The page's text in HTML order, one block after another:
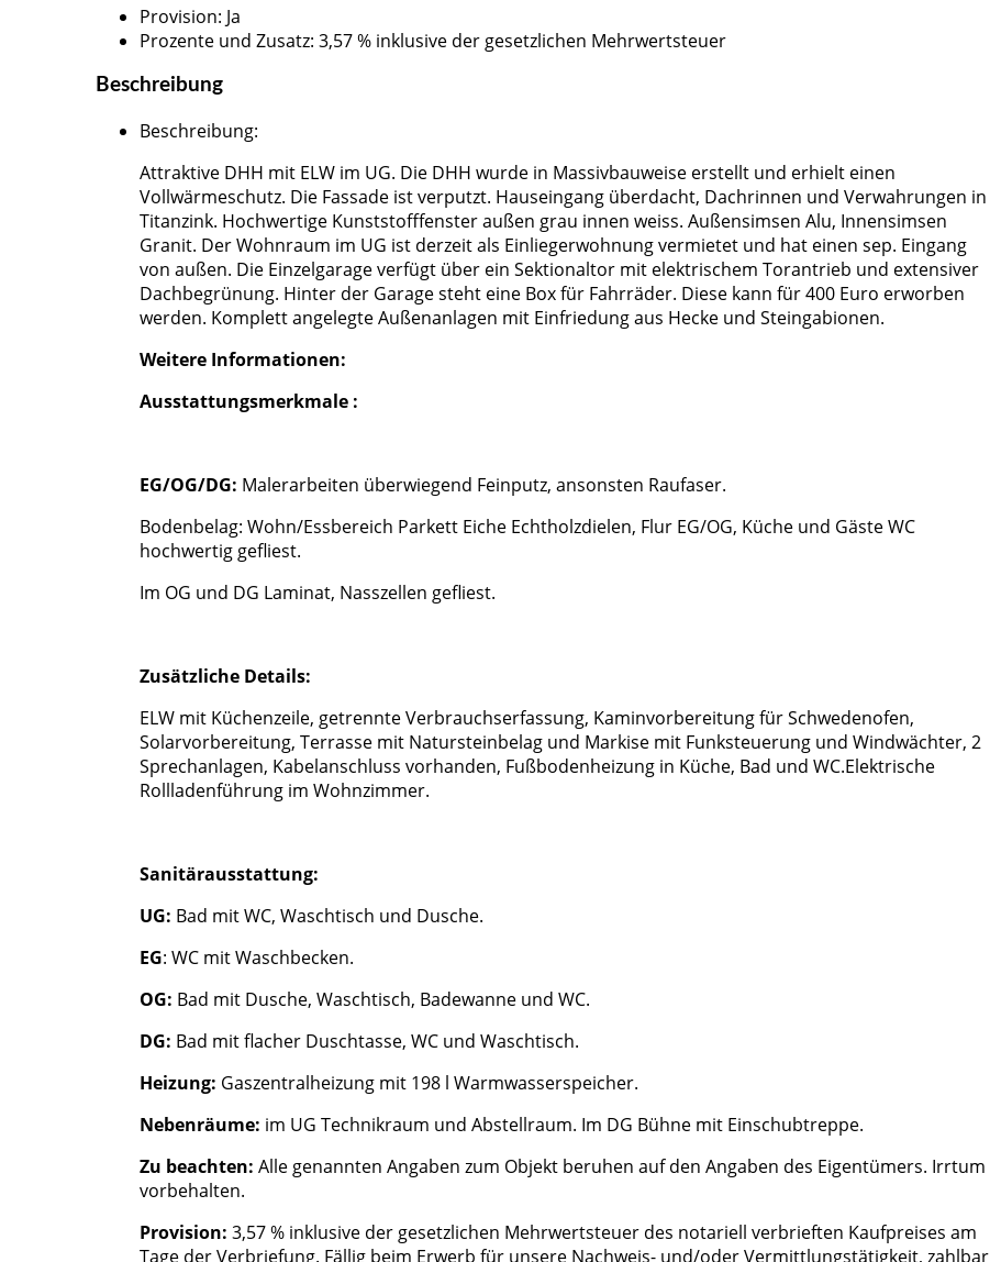
Provision: Ja
Prozente und Zusatz: 3,57 % inklusive der gesetzlichen Mehrwertsteuer
Beschreibung
Beschreibung:
Attraktive DHH mit ELW im UG. Die DHH wurde in Massivbauweise erstellt und erhielt einen
Vollwärmeschutz. Die Fassade ist verputzt. Hauseingang überdacht, Dachrinnen und Verwahrungen in
Titanzink. Hochwertige Kunststofffenster außen grau innen weiss. Außensimsen Alu, Innensimsen
Granit. Der Wohnraum im UG ist derzeit als Einliegerwohnung vermietet und hat einen sep. Eingang
von außen. Die Einzelgarage verfügt über ein Sektionaltor mit elektrischem Torantrieb und extensiver
Dachbegrünung. Hinter der Garage steht eine Box für Fahrräder. Diese kann für 400 Euro erworben
werden. Komplett angelegte Außenanlagen mit Einfriedung aus Hecke und Steingabionen.
Weitere Informationen:
Ausstattungsmerkmale :
EG/OG/DG: Malerarbeiten überwiegend Feinputz, ansonsten Raufaser.
Bodenbelag: Wohn/Essbereich Parkett Eiche Echtholzdielen, Flur EG/OG, Küche und Gäste WC
hochwertig gefliest.
Im OG und DG Laminat, Nasszellen gefliest.
Zusätzliche Details:
ELW mit Küchenzeile, getrennte Verbrauchserfassung, Kaminvorbereitung für Schwedenofen,
Solarvorbereitung, Terrasse mit Natursteinbelag und Markise mit Funksteuerung und Windwächter, 2
Sprechanlagen, Kabelanschluss vorhanden, Fußbodenheizung in Küche, Bad und WC.Elektrische
Rollladenführung im Wohnzimmer.
Sanitärausstattung:
UG: Bad mit WC, Waschtisch und Dusche.
EG: WC mit Waschbecken.
OG: Bad mit Dusche, Waschtisch, Badewanne und WC.
DG: Bad mit flacher Duschtasse, WC und Waschtisch.
Heizung: Gaszentralheizung mit 198 l Warmwasserspeicher.
Nebenräume: im UG Technikraum und Abstellraum. Im DG Bühne mit Einschubtreppe.
Zu beachten: Alle genannten Angaben zum Objekt beruhen auf den Angaben des Eigentümers. Irrtum
vorbehalten.
Provision: 3,57 % inklusive der gesetzlichen Mehrwertsteuer des notariell verbrieften Kaufpreises am
Tage der Verbriefung. Fällig beim Erwerb für unsere Nachweis- und/oder Vermittlungstätigkeit, zahlbar